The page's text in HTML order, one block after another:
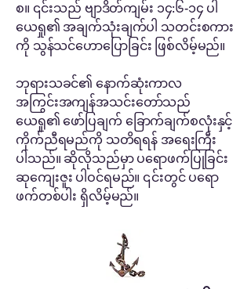
စ။ ၎င်းသည် ဗျာဒိတ်ကျမ်း ၁၄:၆-၁၄ ပါ
ယေရှု၏ အချက်သုံးချက်ပါ သတင်းစကား
ကို သွန်သင်ဟောပြောခြင်း ဖြစ်လိမ့်မည်။
ဘုရားသခင်၏ နောက်ဆုံးကာလ
အကြွင်းအကျန်အသင်းတော်သည်
ယေရှု၏ ဖော်ပြချက် ခြောက်ချက်စလုံးနှင့်
ကိုက်ညီရမည်ကို သတိရရန် အရေးကြီး
ပါသည်။ ဆိုလိုသည်မှာ ပရောဖက်ပြုခြင်း
ဆုကျေးဇူး ပါဝင်ရမည်။ ၎င်းတွင် ပရော
ဖက်တစ်ပါး ရှိလိမ့်မည်။